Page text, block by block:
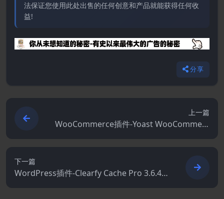
法保证您使用此处出售的任何创意和产品就能获得任何收
益!
分享
上一篇
WooCommerce插件-Yoast WooCommerc
e SEO Plugin 16.5.0
下一篇
WordPress插件-Clearfy Cache Pro 3.6.4–
WordPress优化插件